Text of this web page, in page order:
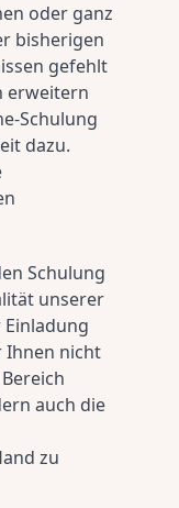
oder ganz
bisherigen
gefehlt
erweitern
Schulung
dazu.
Schulung
unserer
Ihnen nicht
auch die
zu